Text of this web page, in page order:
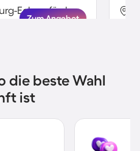
Rendsburg, Rendsburg-Eckernförde, Deutschland
Zum Angebot
die beste Wahl
ist